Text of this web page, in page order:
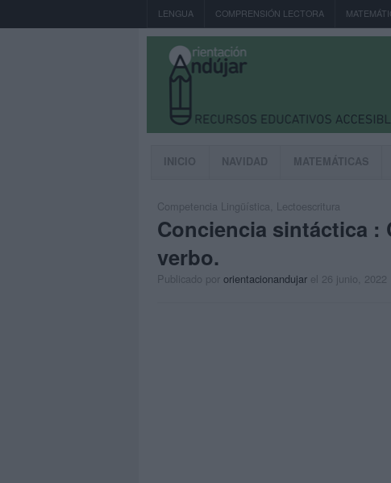
LENGUA COMPRENSIÓN LECTORA
INICIO NAVIDAD MATEMÁTICAS
Competencia Lingüística Lectoescritura
Conciencia sintáctica :
verbo.
Publicado por orientacionandujar el 26 junio, 2022